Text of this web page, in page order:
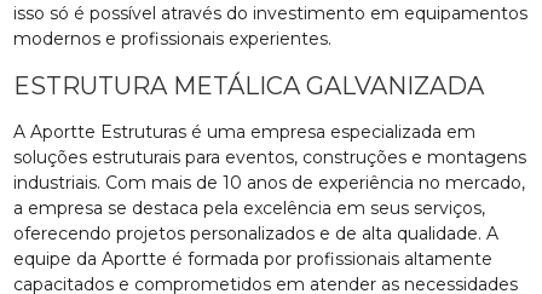
isso só é possível através do investimento em equipamentos
modernos e profissionais experientes.
ESTRUTURA METÁLICA GALVANIZADA
A Aportte Estruturas é uma empresa especializada em
soluções estruturais para eventos, construções e montagens
industriais. Com mais de 10 anos de experiência no mercado,
a empresa se destaca pela excelência em seus serviços,
oferecendo projetos personalizados e de alta qualidade. A
equipe da Aportte é formada por profissionais altamente
capacitados e comprometidos em atender as necessidades